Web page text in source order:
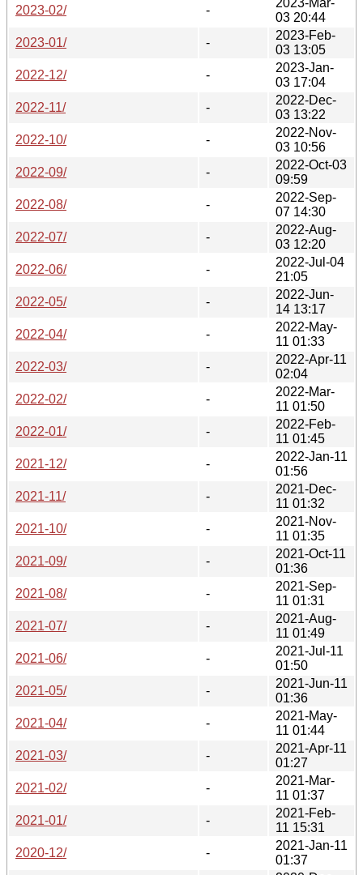
2023-02/ -
03 20:44
2023-01/
-
2023-Feb-
03 13:05
2022-12/
-
2023-Jan-
03 17:04
2022-11/
-
2022-Dec-
03 13:22
2022-10/
-
2022-Nov-
03 10:56
2022-09/
-
2022-Oct-03
09:59
2022-08/
-
2022-Sep-
07 14:30
2022-07/
-
2022-Aug-
03 12:20
2022-06/
-
2022-Jul-04
21:05
2022-05/
-
2022-Jun-
14 13:17
2022-04/
-
2022-May-
11 01:33
2022-03/
-
2022-Apr-11
02:04
2022-02/
-
2022-Mar-
11 01:50
2022-01/
-
2022-Feb-
11 01:45
2021-12/
-
2022-Jan-11
01:56
2021-11/
-
2021-Dec-
11 01:32
2021-10/
-
2021-Nov-
11 01:35
2021-09/
-
2021-Oct-11
01:36
2021-08/
-
2021-Sep-
11 01:31
2021-07/
-
2021-Aug-
11 01:49
2021-06/
-
2021-Jul-11
01:50
2021-05/
-
2021-Jun-11
01:36
2021-04/
-
2021-May-
11 01:44
2021-03/
-
2021-Apr-11
01:27
2021-02/
-
2021-Mar-
11 01:37
2021-01/
-
2021-Feb-
11 15:31
2020-12/
-
2021-Jan-11
01:37